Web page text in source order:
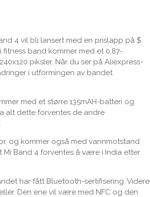
4 vil bli lansert med en prislapp på $
fitness band kommer med et 0,87-
piksler. Når du ser på Aliexpress-
i utformingen av bandet
med et større 135mAH-batteri og
alt dette forventes de andre
og kommer også med vannmotstand
Band 4 forventes å være i India etter
har fått Bluetooth-sertifisering. Videre
Den ene vil være med NFC og den